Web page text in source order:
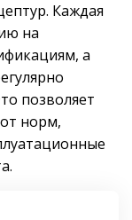
Каждая
на
а
позволяет
норм,